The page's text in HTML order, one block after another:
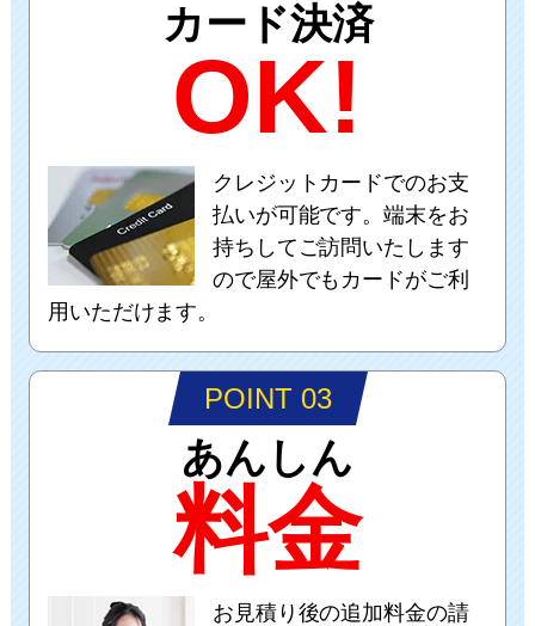
カード決済
OK!
クレジットカードでのお支
払いが可能です。端末をお
持ちしてご訪問いたします
ので屋外でもカードがご利
用いただけます。
POINT 03
あんしん
料金
お見積り後の追加料金の請